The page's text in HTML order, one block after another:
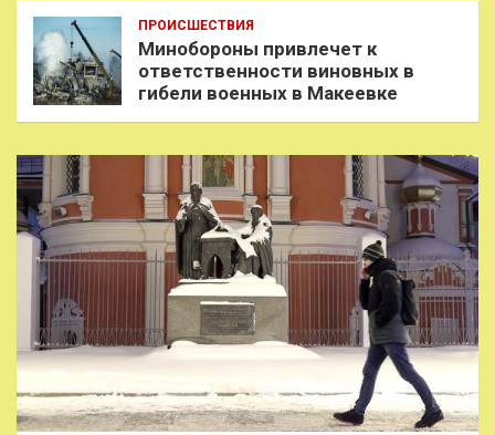
ПРОИСШЕСТВИЯ
Минобороны привлечет к
ответственности виновных в
гибели военных в Макеевке